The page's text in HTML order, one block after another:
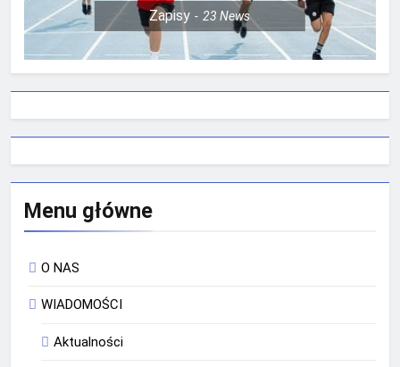
Zapisy 23News
Menu główne
O NAS
WIADOMOŚCI
Aktualności